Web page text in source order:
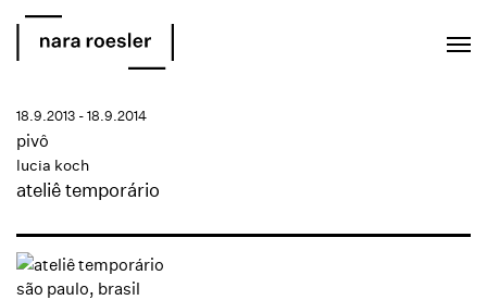
ateliê temporário
lucia koch
pivô
18.9.2013 - 18.9.2014
são paulo, brasil